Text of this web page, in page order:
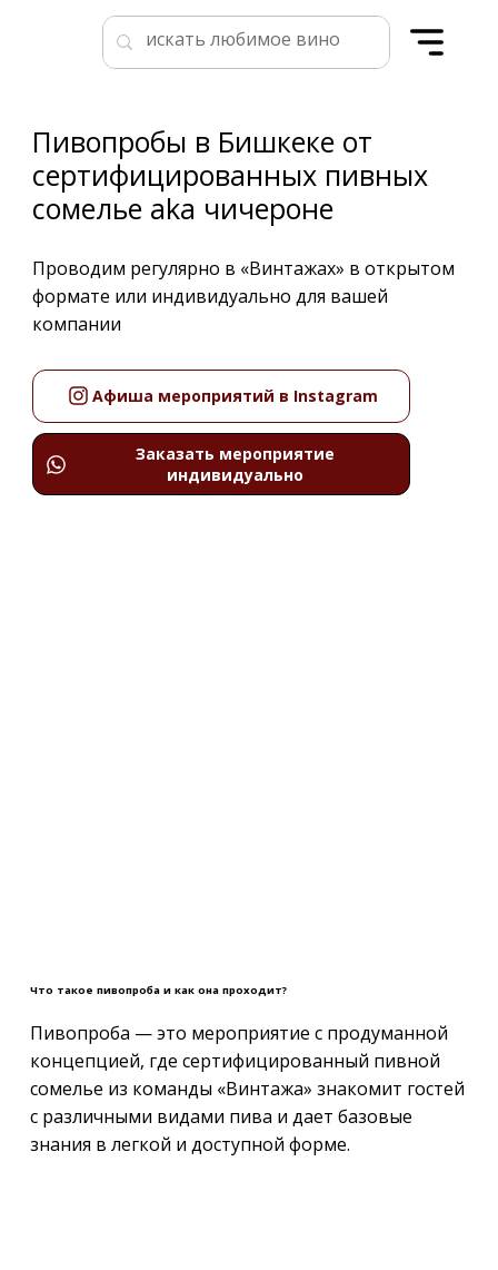
Пивопробы в Бишкеке от
сертифицированных пивных
сомелье aka чичероне
Проводим регулярно в «Винтажах» в открытом
формате или индивидуально для вашей
компании
Афиша мероприятий в Instagram
Заказать мероприятие
индивидуально
Что такое пивопроба и как она проходит?
Пивопроба — это мероприятие с продуманной
концепцией, где сертифицированный пивной
сомелье из команды «Винтажа» знакомит гостей
с различными видами пива и дает базовые
знания в легкой и доступной форме.